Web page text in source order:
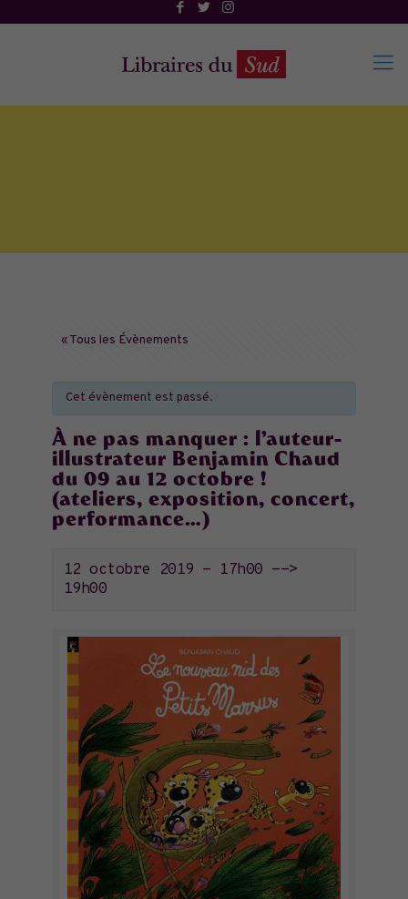
« Tous les Évènements
Cet évènement est passé.
À ne pas manquer : l’auteur-
illustrateur Benjamin Chaud
du 09 au 12 octobre !
(ateliers, exposition, concert,
performance…)
12 octobre 2019 - 17h00 -->
19h00